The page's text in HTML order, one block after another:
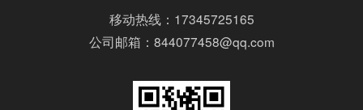
移动热线：17345725165
公司邮箱：844077458@qq.com